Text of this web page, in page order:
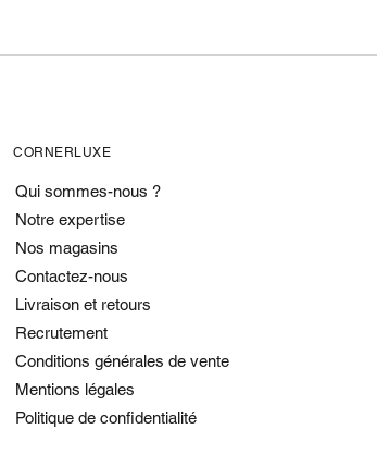
CORNERLUXE
Qui sommes-nous ?
Notre expertise
Nos magasins
Contactez-nous
Livraison et retours
Recrutement
Conditions générales de vente
Mentions légales
Politique de confidentialité